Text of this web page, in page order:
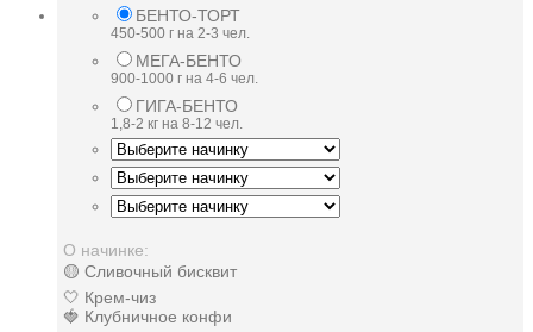
БЕНТО-ТОРТ
450-500 г на 2-3 чел.
МЕГА-БЕНТО
900-1000 г на 4-6 чел.
ГИГА-БЕНТО
1,8-2 кг на 8-12 чел.
О начинке:
🟡 Сливочный бисквит
🤍 Крем-чиз
🍓 Клубничное конфи